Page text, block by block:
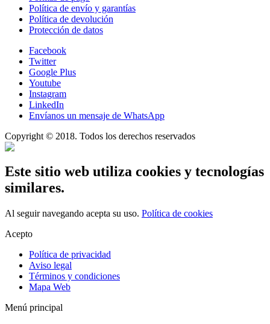
Política de envío y garantías
Política de devolución
Protección de datos
Facebook
Twitter
Google Plus
Youtube
Instagram
LinkedIn
Envíanos un mensaje de WhatsApp
Copyright © 2018. Todos los derechos reservados
Este sitio web utiliza cookies y tecnologías
similares.
Al seguir navegando acepta su uso. Política de cookies
Acepto
Política de privacidad
Aviso legal
Términos y condiciones
Mapa Web
Menú principal